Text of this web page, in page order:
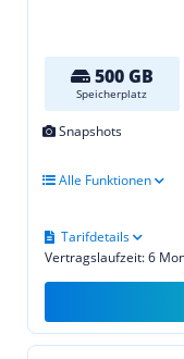
500 GB
Speicherplatz
Snapshots
Alle Funktionen
Vertragslaufzeit: 6
Tarifdetails